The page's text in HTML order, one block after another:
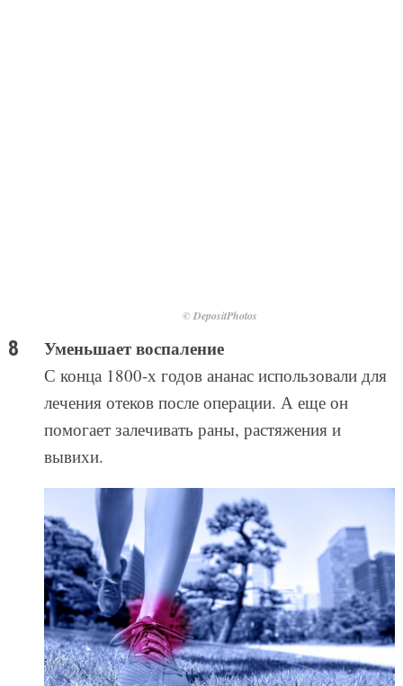
© DepositPhotos
Уменьшает воспаление
С конца 1800-х годов ананас использовали для
лечения отеков после операции. А еще он
помогает залечивать раны, растяжения и
вывихи.